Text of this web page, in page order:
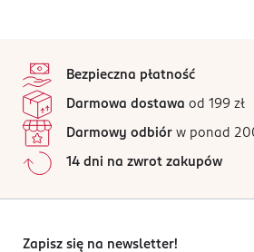
Bezpieczna płatność
Darmowa dostawa od 199 zł
Darmowy odbiór w ponad
14 dni na zwrot zakupów
Zapisz się na newsletter!